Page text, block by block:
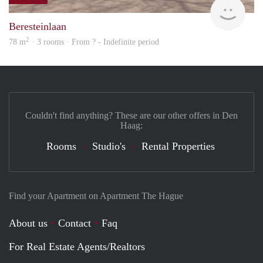
Beresteinlaan
78 m2 · 3 rooms · From ? - Indefinite period
Find your Apartment on Apartment The Hague
About us Contact
Faq
For Real Estate Agents/Realtors
Couldn't find anything? These are our other offers in Den
Haag:
Rooms Studio's Rental Properties